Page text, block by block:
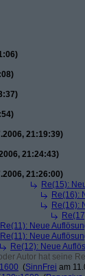
21:19:39)
21:24:43)
21:26:00)
Re(15):
Re(16):
Re(16):
Re(11): Neue
Re(11): Neue
Re(12): Neue
Autor hat seine
(SinnFrei am